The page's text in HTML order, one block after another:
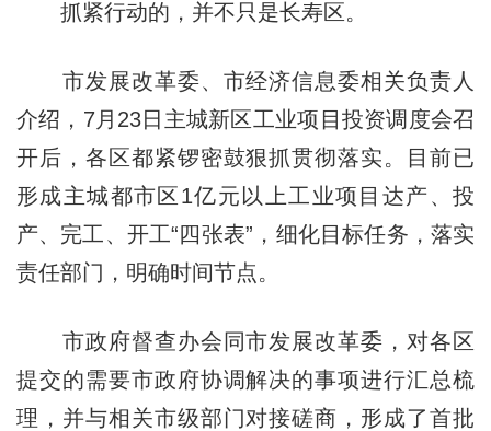
抓紧行动的，并不只是长寿区。
市发展改革委、市经济信息委相关负责人
介绍，7月23日主城新区工业项目投资调度会召
开后，各区都紧锣密鼓狠抓贯彻落实。目前已
形成主城都市区1亿元以上工业项目达产、投
产、完工、开工“四张表”，细化目标任务，落实
责任部门，明确时间节点。
市政府督查办会同市发展改革委，对各区
提交的需要市政府协调解决的事项进行汇总梳
理，并与相关市级部门对接磋商，形成了首批